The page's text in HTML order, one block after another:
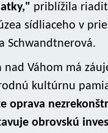
priblížila
sídliaceho v
Schwandtnerová.
nad Váhom má
kultúrnu
oprava
obrovskú